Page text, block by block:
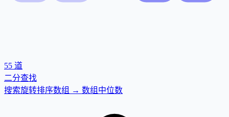
55 道
二分查找
搜索旋转排序数组 → 数组中位数